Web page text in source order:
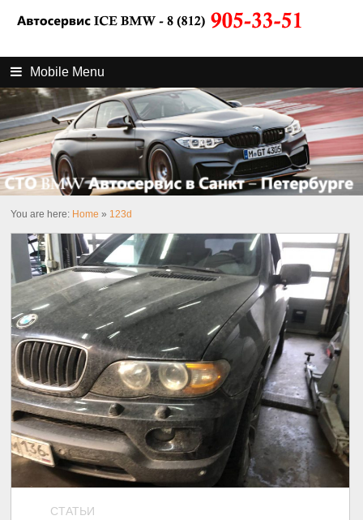
Mobile Menu
You are here: Home » 123d
СТАТЬИ